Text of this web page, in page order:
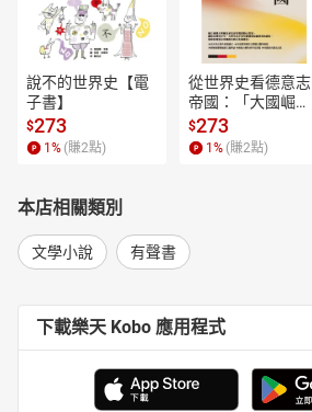
說不的世界史【電
子書】
$273
1 % (賺2點)
從世界史看德意志
帝國：「大國崛
起」的迷思與真實
【電子書】
$273
1 % (賺2點)
本店相關類別
文學小說 有聲書
下載樂天 Kobo 應用程式